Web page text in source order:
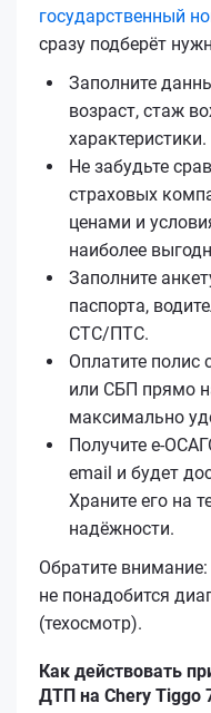
государственный
сразу подберёт
Заполните
возраст, стаж
характеристики.
Не забудьте
страховых
ценами и
наиболее
Заполните
паспорта,
СТС/ПТС.
Оплатите
или СБП прямо
максимально
Получите
email и будет
Храните его на
надёжности.
Обратите
не понадобится
(техосмотр).
Как действовать
ДТП на Chery Tiggo